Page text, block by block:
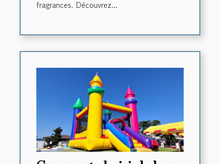
fragrances. Découvrez...